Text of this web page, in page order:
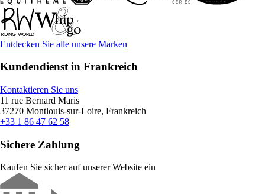
Entdecken Sie alle unsere Marken
Kundendienst in Frankreich
Kontaktieren Sie uns
11 rue Bernard Maris
37270 Montlouis-sur-Loire, Frankreich
+33 1 86 47 62 58
Sichere Zahlung
Kaufen Sie sicher auf unserer Website ein